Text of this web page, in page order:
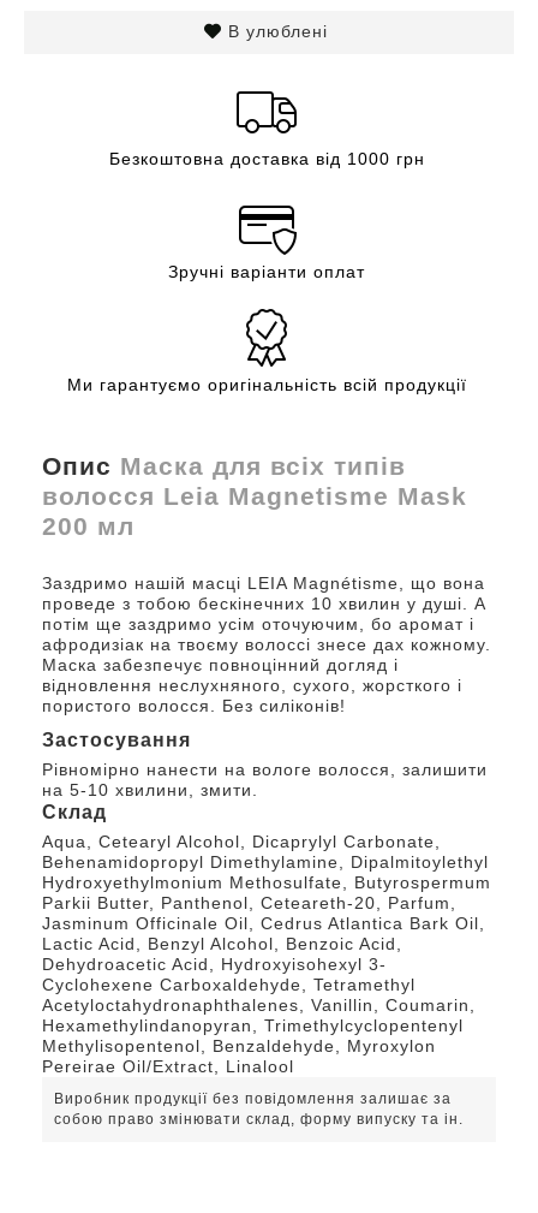
В улюблені
Безкоштовна доставка від 1000 грн
Зручні варіанти оплат
Ми гарантуємо оригінальність всій продукції
Опис Маска для всіх типів
волосся Leia Magnetisme Mask
200 мл
Заздримо нашій масці LEIA Magnétisme, що вона
проведе з тобою бескінечних 10 хвилин у душі. А
потім ще заздримо усім оточуючим, бо аромат і
афродизіак на твоєму волоссі знесе дах кожному.
Маска забезпечує повноцінний догляд і
відновлення неслухняного, сухого, жорсткого і
пористого волосся. Без силіконів!
Застосування
Рівномірно нанести на вологе волосся, залишити
на 5-10 хвилини, змити.
Склад
Aqua, Cetearyl Alcohol, Dicaprylyl Carbonate,
Behenamidopropyl Dimethylamine, Dipalmitoylethyl
Hydroxyethylmonium Methosulfate, Butyrospermum
Parkii Butter, Panthenol, Ceteareth-20, Parfum,
Jasminum Officinale Oil, Cedrus Atlantica Bark Oil,
Lactic Acid, Benzyl Alcohol, Benzoic Acid,
Dehydroacetic Acid, Hydroxyisohexyl 3-
Cyclohexene Carboxaldehyde, Tetramethyl
Acetyloctahydronaphthalenes, Vanillin, Coumarin,
Hexamethylindanopyran, Trimethylcyclopentenyl
Methylisopentenol, Benzaldehyde, Myroxylon
Pereirae Oil/Extract, Linalool
Виробник продукції без повідомлення залишає за
собою право змінювати склад, форму випуску та ін.